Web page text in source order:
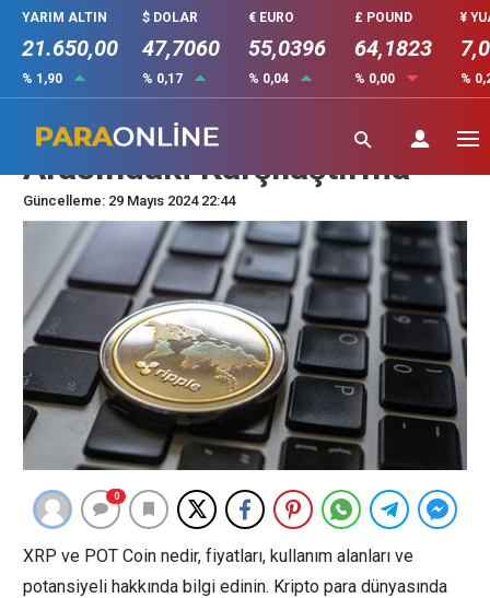
YARIM ALTIN
21.650,00
% 1,90
$ DOLAR
47,7060
% 0,17
€ EURO
55,0396
% 0,04
£ POUND
64,1823
% 0,00
¥
%
XRP Nedir ve POT Coin
Arasındaki Karşılaştırma
Güncelleme: 29 Mayıs 2024 22:44
0
XRP ve POT Coin nedir, fiyatları, kullanım alanları ve
potansiyeli hakkında bilgi edinin. Kripto para dünyasında